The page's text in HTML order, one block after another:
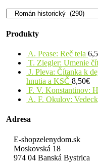
Produkty
A. Pease: Reč tela
T. Ziegler: Umenie
J. Pleva: Čítanka k
hnutia a KSČ 8,50€
F. V. Konstantinov:
A. F. Okulov:
Adresa
E-shopzelenydom.sk
Moskovská 18
974 04 Banská Bystrica